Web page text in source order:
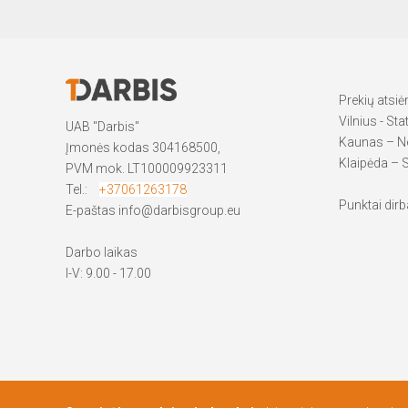
UAB "Darbis"
Įmonės kodas 304168500,
PVM mok. LT100009923311
Tel.:
+37061263178
E-paštas info@darbisgroup.eu
Darbo laikas
I-V: 9.00 - 17.00
Prekių
Vilnius -
Kaunas –
Klaipėda –
Punktai